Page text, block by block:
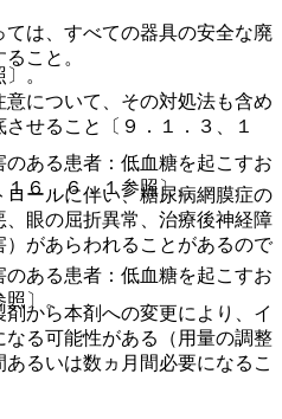
。
ある患者：低血糖を起こすお
６．６．１参照〕。
ある患者：低血糖を起こすお
〕。
は、すべての器具の安全な廃
こと。
について、その対処法も含め
せること〔９．１．３、１
ールに伴い、糖尿病網膜症の
眼の屈折異常、治療後神経障
があらわれることがあるので
から本剤への変更により、イ
る可能性がある（用量の調整
るいは数ヵ月間必要になるこ